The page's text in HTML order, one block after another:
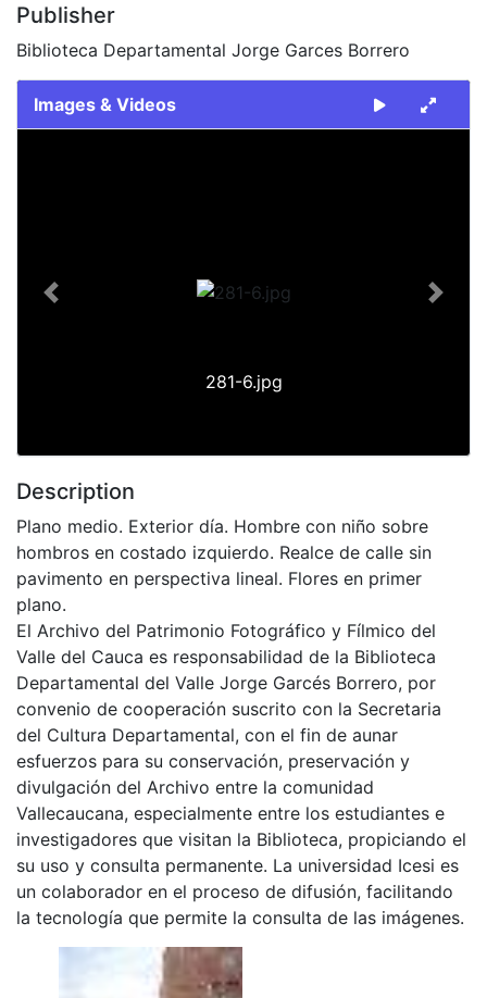
Publisher
Biblioteca Departamental Jorge Garces Borrero
Images & Videos
281-6.jpg
Previous Next
Description
Plano medio. Exterior día. Hombre con niño sobre
hombros en costado izquierdo. Realce de calle sin
pavimento en perspectiva lineal. Flores en primer
plano.
El Archivo del Patrimonio Fotográfico y Fílmico del
Valle del Cauca es responsabilidad de la Biblioteca
Departamental del Valle Jorge Garcés Borrero, por
convenio de cooperación suscrito con la Secretaria
del Cultura Departamental, con el fin de aunar
esfuerzos para su conservación, preservación y
divulgación del Archivo entre la comunidad
Vallecaucana, especialmente entre los estudiantes e
investigadores que visitan la Biblioteca, propiciando el
su uso y consulta permanente. La universidad Icesi es
un colaborador en el proceso de difusión, facilitando
la tecnología que permite la consulta de las imágenes.